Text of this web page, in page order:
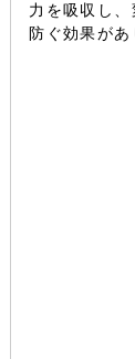
力を吸収し
防ぐ効果があ